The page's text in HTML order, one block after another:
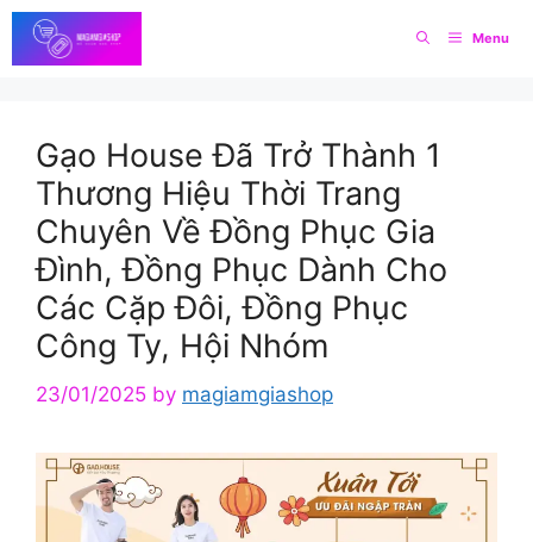
Skip
to
content
Menu
Gạo House Đã Trở Thành 1
Thương Hiệu Thời Trang
Chuyên Về Đồng Phục Gia
Đình, Đồng Phục Dành Cho
Các Cặp Đôi, Đồng Phục
Công Ty, Hội Nhóm
23/01/2025 by magiamgiashop